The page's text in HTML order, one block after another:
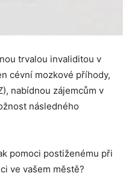
trvalou invaliditou v
cévní mozkové příhody,
nabídnou zájemcům v
následného
pomoci postiženému při
ve vašem městě?